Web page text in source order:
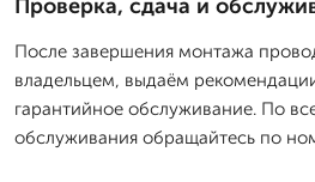
Проверка, сдача и
После завершения монтажа
владельцем, выдаём
гарантийное обслуживание. По
обслуживания обращайтесь по